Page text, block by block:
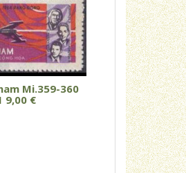
Mi.359-360
9,00 €